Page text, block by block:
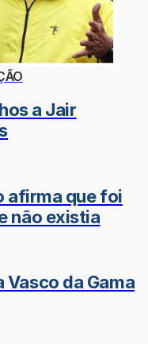
a Jair
afirma que foi
não existia
Vasco da Gama